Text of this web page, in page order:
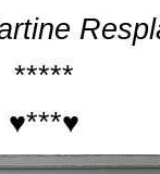
*****
♥***♥